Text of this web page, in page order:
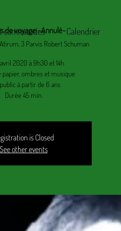
commandes Calendrier
de voyage -Annulé-
3 Parvis Robert Schuman
2020 à 9h30 et 14h
papier, ombres et musique
à partir de 6 ans
Durée 45 min.
is Closed
See other events